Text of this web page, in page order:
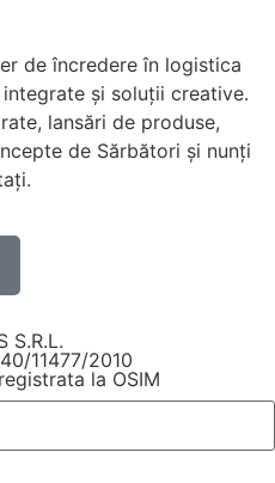
de încredere în logistica
și soluții creative.
lansări de produse,
de Sărbători și nunți
S.R.L.
11477/2010
la OSIM